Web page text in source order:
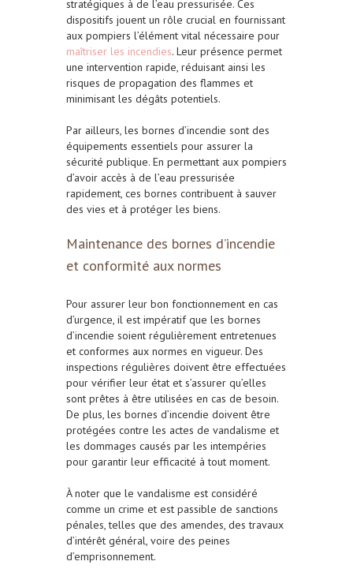
stratégiques à de l’eau pressurisée. Ces
dispositifs jouent un rôle crucial en fournissant
aux pompiers l’élément vital nécessaire pour
maîtriser les incendies. Leur présence permet
une intervention rapide, réduisant ainsi les
risques de propagation des flammes et
minimisant les dégâts potentiels.
Par ailleurs, les bornes d’incendie sont des
équipements essentiels pour assurer la
sécurité publique. En permettant aux pompiers
d’avoir accès à de l’eau pressurisée
rapidement, ces bornes contribuent à sauver
des vies et à protéger les biens.
Maintenance des bornes d’incendie
et conformité aux normes
Pour assurer leur bon fonctionnement en cas
d’urgence, il est impératif que les bornes
d’incendie soient régulièrement entretenues
et conformes aux normes en vigueur. Des
inspections régulières doivent être effectuées
pour vérifier leur état et s’assurer qu’elles
sont prêtes à être utilisées en cas de besoin.
De plus, les bornes d’incendie doivent être
protégées contre les actes de vandalisme et
les dommages causés par les intempéries
pour garantir leur efficacité à tout moment.
À noter que le vandalisme est considéré
comme un crime et est passible de sanctions
pénales, telles que des amendes, des travaux
d’intérêt général, voire des peines
d’emprisonnement.